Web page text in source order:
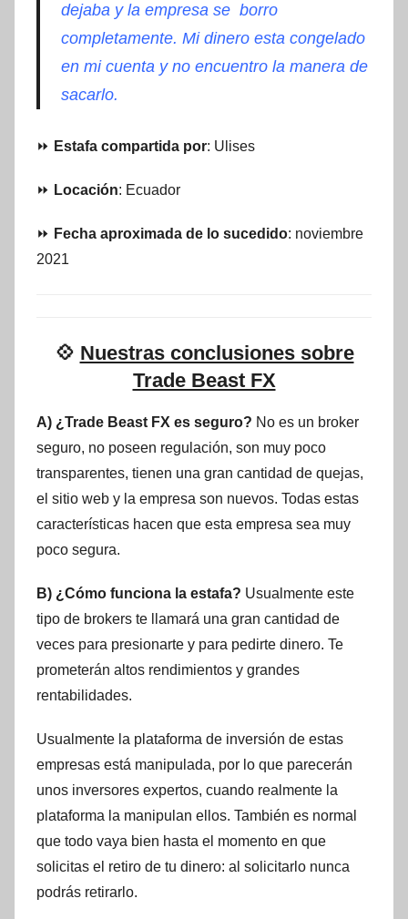
dejaba y la empresa se borro
completamente. Mi dinero esta congelado
en mi cuenta y no encuentro la manera de
sacarlo.
⏩ Estafa compartida por: Ulises
⏩ Locación: Ecuador
⏩ Fecha aproximada de lo sucedido: noviembre
2021
💠 Nuestras conclusiones sobre
Trade Beast FX
A) ¿Trade Beast FX es seguro? No es un broker
seguro, no poseen regulación, son muy poco
transparentes, tienen una gran cantidad de quejas,
el sitio web y la empresa son nuevos. Todas estas
características hacen que esta empresa sea muy
poco segura.
B) ¿Cómo funciona la estafa? Usualmente este
tipo de brokers te llamará una gran cantidad de
veces para presionarte y para pedirte dinero. Te
prometerán altos rendimientos y grandes
rentabilidades.
Usualmente la plataforma de inversión de estas
empresas está manipulada, por lo que parecerán
unos inversores expertos, cuando realmente la
plataforma la manipulan ellos. También es normal
que todo vaya bien hasta el momento en que
solicitas el retiro de tu dinero: al solicitarlo nunca
podrás retirarlo.